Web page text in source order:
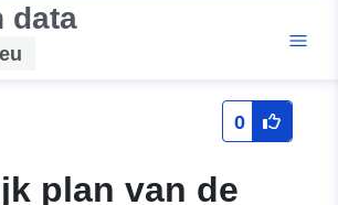
data
0
plan van de